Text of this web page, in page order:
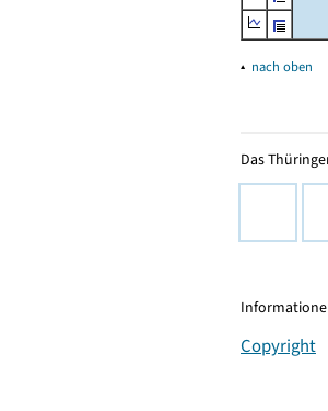
▴ nach oben
Das
Copyright